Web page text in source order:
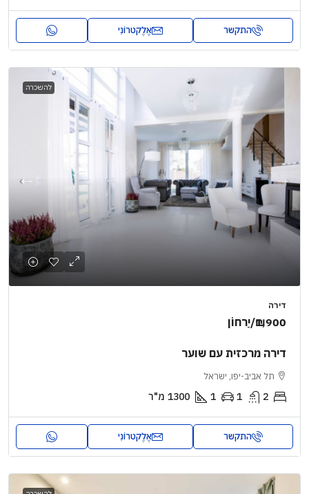
התקשר אֶלֶקטרוֹנִי
להשכרה
דירה
₪1,900/יַרחוֹן
דירה מרכזית עם שוער
תל אביב-יפו, ישראל
2
1
1
1300 מ"ר
התקשר אֶלֶקטרוֹנִי